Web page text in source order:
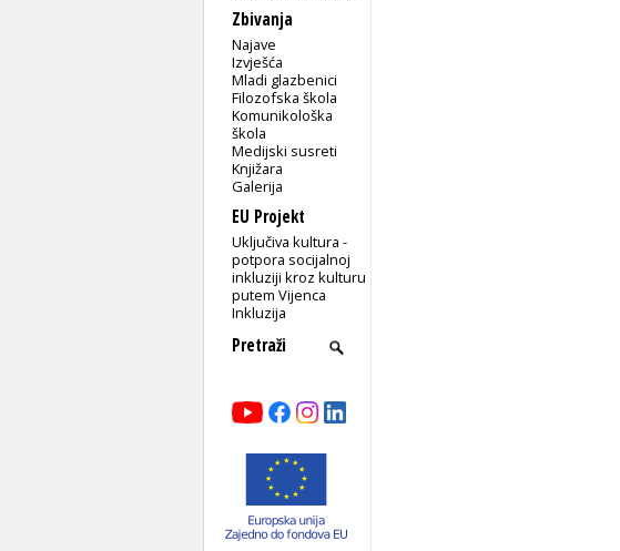
Zbivanja
Najave
Izvješća
Mladi glazbenici
Filozofska škola
Komunikološka
škola
Medijski susreti
Knjižara
Galerija
EU Projekt
Uključiva kultura -
potpora socijalnoj
inkluziji kroz kulturu
putem Vijenca
Inkluzija